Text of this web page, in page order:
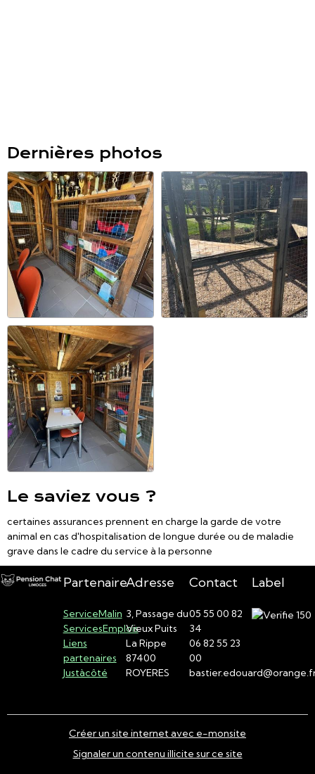
Dernières photos
Le saviez vous ?
certaines assurances prennent en charge la garde de votre
animal en cas d'hospitalisation de longue durée ou de maladie
grave dans le cadre du service à la personne
Partenaire
ServiceMalin
ServicesEmplois
Liens
partenaires
Justàcôté
Adresse
3, Passage du
Vieux Puits
La Rippe
87400
ROYERES
Contact
05 55 00 82
34
06 82 55 23
00
Label
Créer un site internet avec e-monsite
Signaler un contenu illicite sur ce site